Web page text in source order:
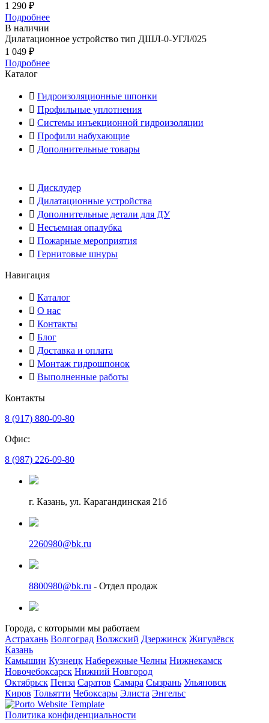
1 290 ₽
Подробнее
В наличии
Дилатационное устройство тип ДШЛ-0-УГЛ/025
1 049 ₽
Подробнее
Каталог
Гидроизоляционные шпонки
Профильные уплотнения
Системы инъекционной гидроизоляции
Профили набухающие
Дополнительные товары
Дисклудер
Дилатационные устройства
Дополнительные детали для ДУ
Несъемная опалубка
Пожарные мероприятия
Гернитовые шнуры
Навигация
Каталог
О нас
Контакты
Блог
Доставка и оплата
Монтаж гидрошпонок
Выполненные работы
Контакты
8 (917) 880-09-80
Офис:
8 (987) 226-09-80
г. Казань, ул. Карагандинская 21б
2260980@bk.ru
8800980@bk.ru - Отдел продаж
Города, с которыми мы работаем
Астрахань Волгоград Волжский Дзержинск Жигулёвск
Казань
Камышин Кузнецк Набережные Челны Нижнекамск
Новочебоксарск Нижний Новгород
Октябрьск Пенза Саратов Самара Сызрань Ульяновск
Киров Тольятти Чебоксары Элиста Энгельс
Политика конфиденциальности